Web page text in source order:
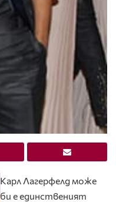
Карл Лагерфелд може
би е единственият